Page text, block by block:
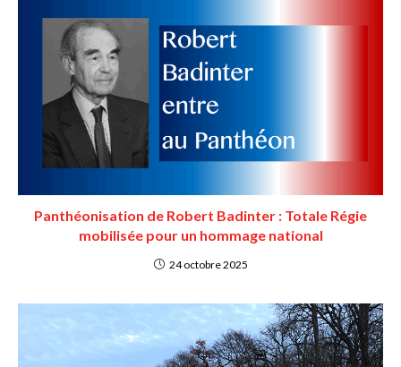
Panthéonisation de Robert Badinter : Totale Régie
mobilisée pour un hommage national
24 octobre 2025